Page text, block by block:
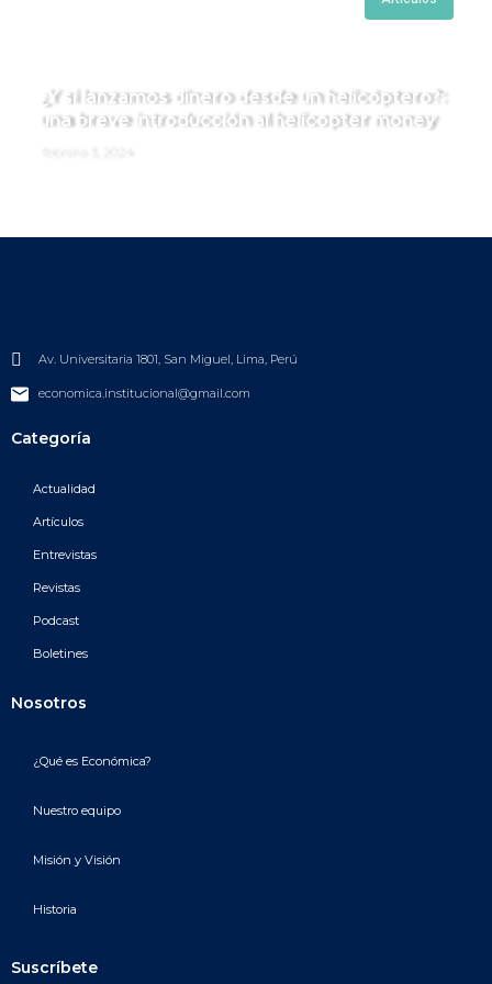
¿Y si lanzamos dinero desde un helicóptero?:
una breve introducción al helicopter money
Av. Universitaria 1801, San Miguel, Lima, Perú
economica.institucional@gmail.com
Categoría
Actualidad
Artículos
Entrevistas
Revistas
Podcast
Boletines
Nosotros
¿Qué es Económica?
Nuestro equipo
Misión y Visión
Historia
Suscríbete